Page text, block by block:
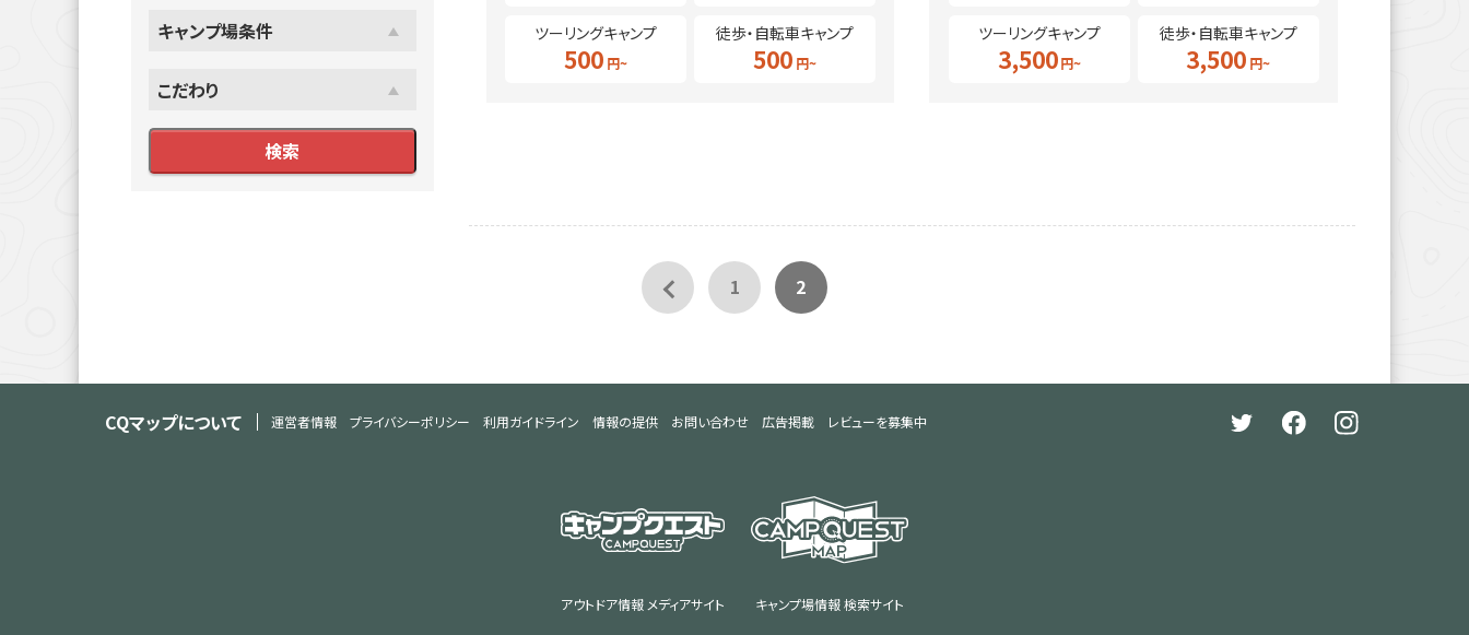
キャンプ場条件
こだわり
ツーリングキャンプ
500
徒歩・自転車キャンプ
500
ツーリングキャンプ
3,500
徒歩・自転車キャンプ
3,500
1 2
CQマップについて 運営者情報 プライバシーポリシー 利用ガイドライン 情報の提供 お問い合わせ 広告掲載 レビューを募集中
アウトドア情報 メディアサイト キャンプ場情報 検索サイト